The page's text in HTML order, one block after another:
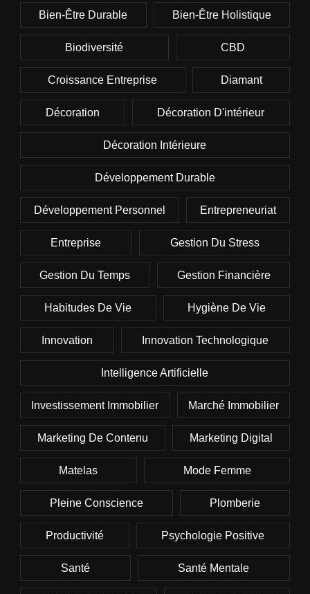
Bien-Être Durable Bien-Être Holistique
Biodiversité CBD
Croissance Entreprise Diamant
Décoration Décoration D'intérieur
Décoration Intérieure
Développement Durable
Développement Personnel Entrepreneuriat
Entreprise Gestion Du Stress
Gestion Du Temps Gestion Financière
Habitudes De Vie Hygiène De Vie
Innovation Innovation Technologique
Intelligence Artificielle
Investissement Immobilier Marché Immobilier
Marketing De Contenu Marketing Digital
Matelas Mode Femme
Pleine Conscience Plomberie
Productivité Psychologie Positive
Santé Santé Mentale